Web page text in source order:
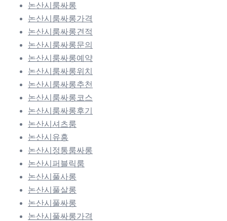
논산시룸싸롱
논산시룸싸롱가격
논산시룸싸롱견적
논산시룸싸롱문의
논산시룸싸롱예약
논산시룸싸롱위치
논산시룸싸롱추천
논산시룸싸롱코스
논산시룸싸롱후기
논산시셔츠룸
논산시유흥
논산시정통룸싸롱
논산시퍼블릭룸
논산시풀사롱
논산시풀살롱
논산시풀싸롱
논산시풀싸롱가격